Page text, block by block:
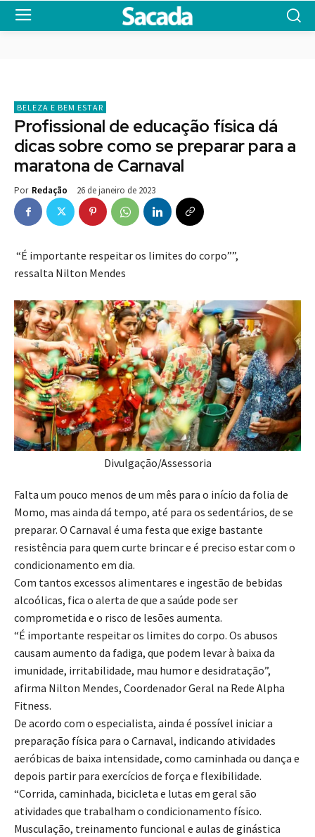
BELEZA E BEM ESTAR
Profissional de educação física dá
dicas sobre como se preparar para a
maratona de Carnaval
Por Redação 26 de janeiro de 2023
“É importante respeitar os limites do corpo””,
ressalta Nilton Mendes
Divulgação/Assessoria
Falta um pouco menos de um mês para o início da folia de
Momo, mas ainda dá tempo, até para os sedentários, de se
preparar. O Carnaval é uma festa que exige bastante
resistência para quem curte brincar e é preciso estar com o
condicionamento em dia.
Com tantos excessos alimentares e ingestão de bebidas
alcoólicas, fica o alerta de que a saúde pode ser
comprometida e o risco de lesões aumenta.
“É importante respeitar os limites do corpo. Os abusos
causam aumento da fadiga, que podem levar à baixa da
imunidade, irritabilidade, mau humor e desidratação”,
afirma Nilton Mendes, Coordenador Geral na Rede Alpha
Fitness.
De acordo com o especialista, ainda é possível iniciar a
preparação física para o Carnaval, indicando atividades
aeróbicas de baixa intensidade, como caminhada ou dança e
depois partir para exercícios de força e flexibilidade.
“Corrida, caminhada, bicicleta e lutas em geral são
atividades que trabalham o condicionamento físico.
Musculação, treinamento funcional e aulas de ginástica